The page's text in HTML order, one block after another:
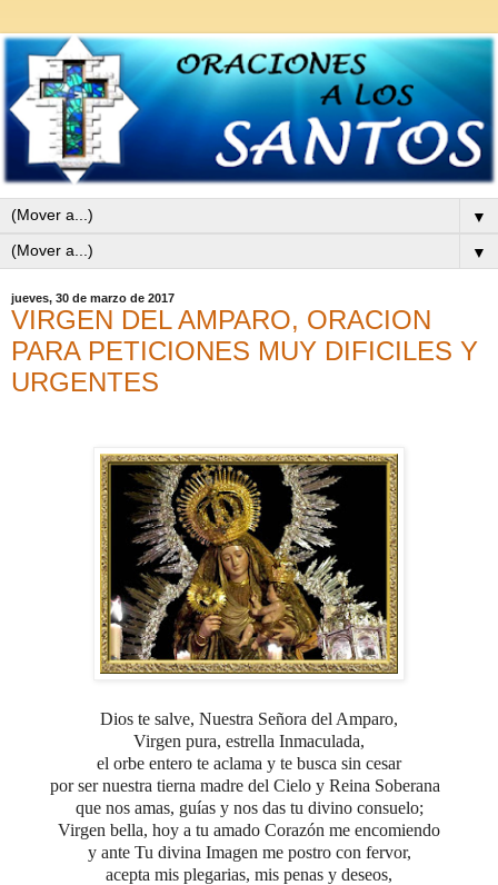
▼
▼
jueves, 30 de marzo de 2017
VIRGEN DEL AMPARO, ORACION
PARA PETICIONES MUY DIFICILES Y
URGENTES
Dios te salve, Nuestra Señora del Amparo,
Virgen pura, estrella Inmaculada,
el orbe entero te aclama y te busca sin cesar
por ser nuestra tierna madre del Cielo y Reina Soberana
que nos amas, guías y nos das tu divino consuelo;
Virgen bella, hoy a tu amado Corazón me encomiendo
y ante Tu divina Imagen me postro con fervor,
acepta mis plegarias, mis penas y deseos,